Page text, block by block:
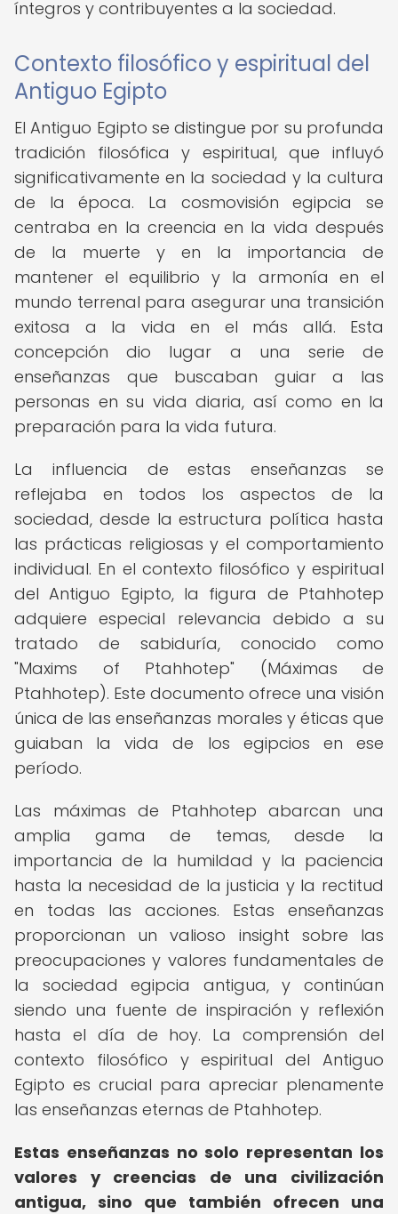
íntegros y contribuyentes a la sociedad.
Contexto filosófico y espiritual del
Antiguo Egipto
El Antiguo Egipto se distingue por su profunda
tradición filosófica y espiritual, que influyó
significativamente en la sociedad y la cultura
de la época. La cosmovisión egipcia se
centraba en la creencia en la vida después
de la muerte y en la importancia de
mantener el equilibrio y la armonía en el
mundo terrenal para asegurar una transición
exitosa a la vida en el más allá. Esta
concepción dio lugar a una serie de
enseñanzas que buscaban guiar a las
personas en su vida diaria, así como en la
preparación para la vida futura.
La influencia de estas enseñanzas se
reflejaba en todos los aspectos de la
sociedad, desde la estructura política hasta
las prácticas religiosas y el comportamiento
individual. En el contexto filosófico y espiritual
del Antiguo Egipto, la figura de Ptahhotep
adquiere especial relevancia debido a su
tratado de sabiduría, conocido como
"Maxims of Ptahhotep" (Máximas de
Ptahhotep). Este documento ofrece una visión
única de las enseñanzas morales y éticas que
guiaban la vida de los egipcios en ese
período.
Las máximas de Ptahhotep abarcan una
amplia gama de temas, desde la
importancia de la humildad y la paciencia
hasta la necesidad de la justicia y la rectitud
en todas las acciones. Estas enseñanzas
proporcionan un valioso insight sobre las
preocupaciones y valores fundamentales de
la sociedad egipcia antigua, y continúan
siendo una fuente de inspiración y reflexión
hasta el día de hoy. La comprensión del
contexto filosófico y espiritual del Antiguo
Egipto es crucial para apreciar plenamente
las enseñanzas eternas de Ptahhotep.
Estas enseñanzas no solo representan los
valores y creencias de una civilización
antigua, sino que también ofrecen una